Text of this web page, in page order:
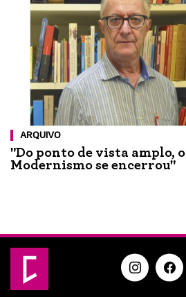
ARQUIVO
"Do ponto de vista amplo, o
Modernismo se encerrou"